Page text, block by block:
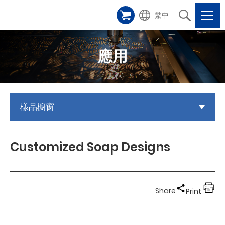
繁中
應用
樣品櫥窗
Customized Soap Designs
Share Print